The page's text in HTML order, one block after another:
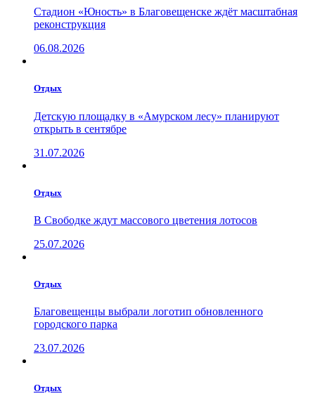
Стадион «Юность» в Благовещенске ждёт масштабная
реконструкция
06.08.2026
Отдых
Детскую площадку в «Амурском лесу» планируют
открыть в сентябре
31.07.2026
Отдых
В Свободке ждут массового цветения лотосов
25.07.2026
Отдых
Благовещенцы выбрали логотип обновленного
городского парка
23.07.2026
Отдых